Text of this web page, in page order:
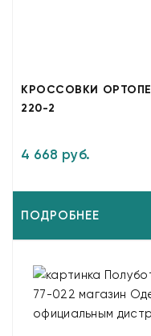
КРОССОВКИ
220-2
4 668 руб.
ПОДРОБНЕЕ